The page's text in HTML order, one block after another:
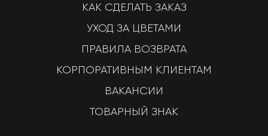
КАК СДЕЛАТЬ ЗАКАЗ
УХОД ЗА ЦВЕТАМИ
ПРАВИЛА ВОЗВРАТА
КОРПОРАТИВНЫМ КЛИЕНТАМ
ВАКАНСИИ
ТОВАРНЫЙ ЗНАК